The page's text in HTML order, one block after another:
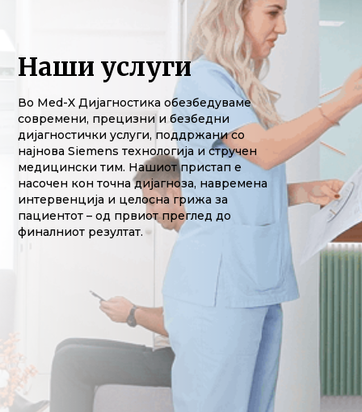
Наши услуги
Во Med-X Дијагностика обезбедуваме
современи, прецизни и безбедни
дијагностички услуги, поддржани со
најнова Siemens технологија и стручен
медицински тим. Нашиот пристап е
насочен кон точна дијагноза, навремена
интервенција и целосна грижа за
пациентот – од првиот преглед до
финалниот резултат.